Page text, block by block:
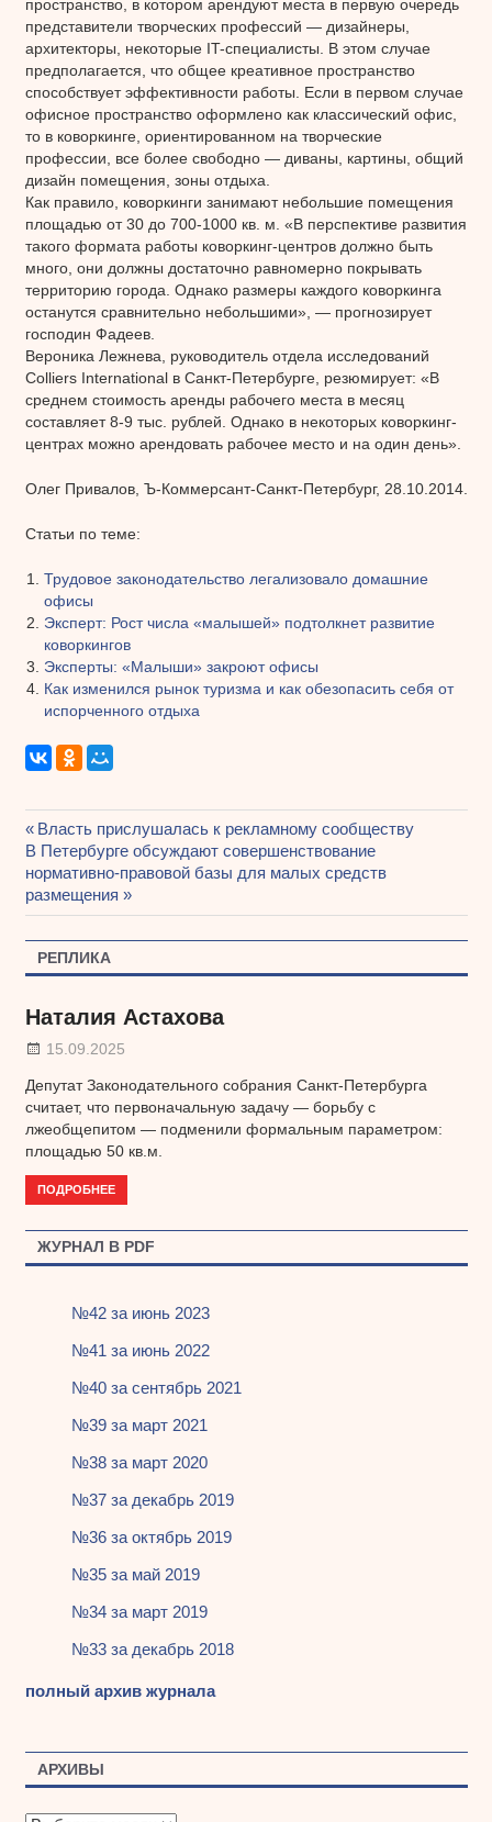
пространство, в котором арендуют места в первую очередь
представители творческих профессий — дизайнеры,
архитекторы, некоторые IT-специалисты. В этом случае
предполагается, что общее креативное пространство
способствует эффективности работы. Если в первом случае
офисное пространство оформлено как классический офис,
то в коворкинге, ориентированном на творческие
профессии, все более свободно — диваны, картины, общий
дизайн помещения, зоны отдыха.
Как правило, коворкинги занимают небольшие помещения
площадью от 30 до 700-1000 кв. м. «В перспективе развития
такого формата работы коворкинг-центров должно быть
много, они должны достаточно равномерно покрывать
территорию города. Однако размеры каждого коворкинга
останутся сравнительно небольшими», — прогнозирует
господин Фадеев.
Вероника Лежнева, руководитель отдела исследований
Colliers International в Санкт-Петербурге, резюмирует: «В
среднем стоимость аренды рабочего места в месяц
составляет 8-9 тыс. рублей. Однако в некоторых коворкинг-
центрах можно арендовать рабочее место и на один день».
Олег Привалов, Ъ-Коммерсант-Санкт-Петербург, 28.10.2014.
Статьи по теме:
Трудовое законодательство легализовало домашние
офисы
Эксперт: Рост числа «малышей» подтолкнет развитие
коворкингов
Эксперты: «Малыши» закроют офисы
Как изменился рынок туризма и как обезопасить себя от
испорченного отдыха
Навигация
по
записям
Предыдущая
запись:
Власть прислушалась к рекламному сообществу
Следующая
запись:
В Петербурге обсуждают совершенствование
нормативно-правовой базы для малых средств
размещения
РЕПЛИКА
Наталия Астахова
15.09.2025
Депутат Законодательного собрания Санкт-Петербурга
считает, что первоначальную задачу — борьбу с
лжеобщепитом — подменили формальным параметром:
площадью 50 кв.м.
ПОДРОБНЕЕ
ЖУРНАЛ В PDF
№42 за июнь 2023
№41 за июнь 2022
№40 за сентябрь 2021
№39 за март 2021
№38 за март 2020
№37 за декабрь 2019
№36 за октябрь 2019
№35 за май 2019
№34 за март 2019
№33 за декабрь 2018
полный архив журнала
АРХИВЫ